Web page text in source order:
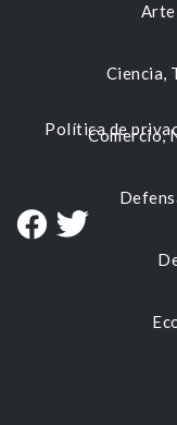
Ciencia,
Comercio,
Política de